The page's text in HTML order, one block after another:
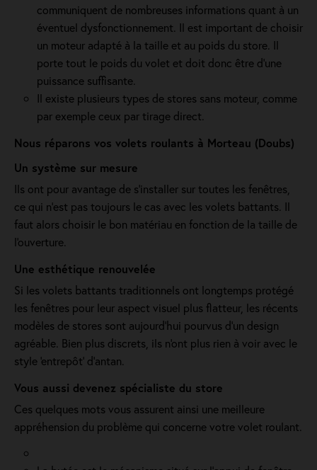
communiquent de nombreuses informations quant à un
éventuel dysfonctionnement. Il est important de choisir
un moteur adapté à la taille et au poids du store. Il
porte tout le poids du volet et doit donc être d'une
puissance suffisante.
Il existe plusieurs types de stores sans moteur, comme
par exemple ceux par tirage direct.
Nous réparons vos volets roulants à Morteau (Doubs)
Un système sur mesure
Ils ont pour avantage de s'installer sur toutes les fenêtres,
ce qui n’est pas toujours le cas avec les volets battants. Il
faut alors choisir le bon matériau en fonction de la taille de
l'ouverture.
Une esthétique renouvelée
Si les volets battants traditionnels ont longtemps protégé
les fenêtres pour leur aspect visuel plus flatteur, les récents
modèles de stores sont aujourd'hui pourvus d'un design
agréable. Bien plus discrets, ils n'ont plus rien à voir avec le
style 'entrepôt' d'antan.
Vous aussi devenez spécialiste du store
Ces quelques mots vous assurent ainsi une meilleure
appréhension du problème qui concerne votre volet roulant.